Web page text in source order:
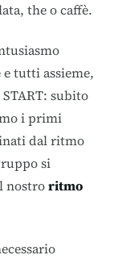
the o caffè.
tutti assieme,
subito
i primi
dal ritmo
si
nostroritmo